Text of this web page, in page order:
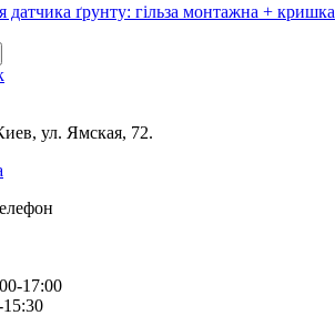
датчика ґрунту: гільза монтажна + кришка
ул. Ямская, 72.
17:00